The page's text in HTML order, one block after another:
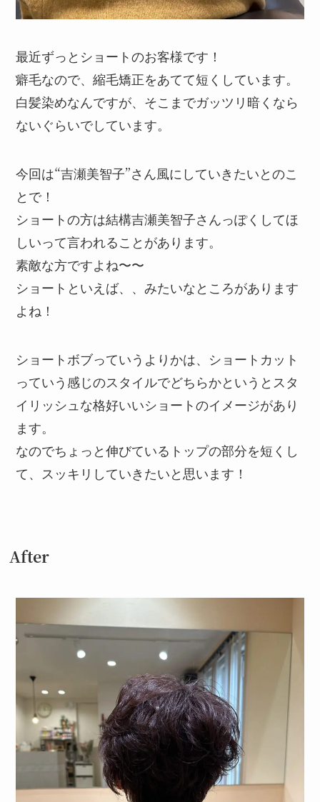
最近ずっとショートのお客様です！
癖毛なので、縮毛矯正をあてて短くしています。
白髪染めなんですが、そこまでガッツリ暗くなら
ないぐらいでしています。
今回は“吉瀬美智子”さん風にしていきたいとのこ
とで！
ショートの方は結構吉瀬美智子さんっぽくしてほ
しいって言われることがあります。
素敵な方ですよね〜〜
ショートといえば、、みたいなところがあります
よね！
ショートボブっていうよりかは、ショートカット
っていう感じのスタイルでどちらかというとスタ
イリッシュな格好いいショートのイメージがあり
ます。
なのでちょっと伸びているトップの部分を短くし
て、スッキリしていきたいと思います！
After